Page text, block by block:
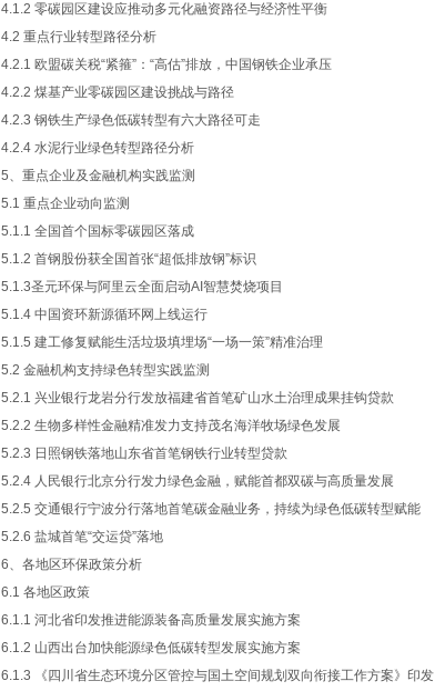
4.1.2 零碳园区建设应推动多元化融资路径与经济性平衡
4.2 重点行业转型路径分析
4.2.1 欧盟碳关税“紧箍”：“高估”排放，中国钢铁企业承压
4.2.2 煤基产业零碳园区建设挑战与路径
4.2.3 钢铁生产绿色低碳转型有六大路径可走
4.2.4 水泥行业绿色转型路径分析
5、重点企业及金融机构实践监测
5.1 重点企业动向监测
5.1.1 全国首个国标零碳园区落成
5.1.2 首钢股份获全国首张“超低排放钢”标识
5.1.3圣元环保与阿里云全面启动AI智慧焚烧项目
5.1.4 中国资环新源循环网上线运行
5.1.5 建工修复赋能生活垃圾填埋场“一场一策”精准治理
5.2 金融机构支持绿色转型实践监测
5.2.1 兴业银行龙岩分行发放福建省首笔矿山水土治理成果挂钩贷款
5.2.2 生物多样性金融精准发力支持茂名海洋牧场绿色发展
5.2.3 日照钢铁落地山东省首笔钢铁行业转型贷款
5.2.4 人民银行北京分行发力绿色金融，赋能首都双碳与高质量发展
5.2.5 交通银行宁波分行落地首笔碳金融业务，持续为绿色低碳转型赋能
5.2.6 盐城首笔“交运贷”落地
6、各地区环保政策分析
6.1 各地区政策
6.1.1 河北省印发推进能源装备高质量发展实施方案
6.1.2 山西出台加快能源绿色低碳转型发展实施方案
6.1.3 《四川省生态环境分区管控与国土空间规划双向衔接工作方案》印发